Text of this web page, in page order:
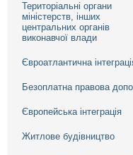
Територіальні органи
міністерств, інших
центральних органів
виконавчої влади
Євроатлантична
Безоплатна правова
Європейська інтеграція
Житлове будівництво